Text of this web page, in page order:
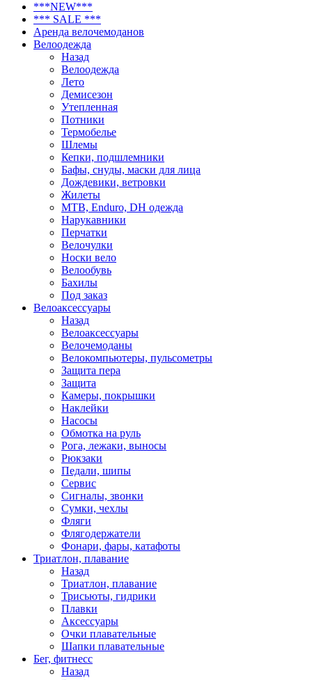
***NEW***
*** SALE ***
Аренда велочемоданов
Велоодежда
Назад
Велоодежда
Лето
Демисезон
Утепленная
Потники
Термобелье
Шлемы
Кепки, подшлемники
Бафы, снуды, маски для лица
Дождевики, ветровки
Жилеты
MTB, Enduro, DH одежда
Нарукавники
Перчатки
Велочулки
Носки вело
Велообувь
Бахилы
Под заказ
Велоаксессуары
Назад
Велоаксессуары
Велочемоданы
Велокомпьютеры, пульсометры
Защита пера
Защита
Камеры, покрышки
Наклейки
Насосы
Обмотка на руль
Рога, лежаки, выносы
Рюкзаки
Педали, шипы
Сервис
Сигналы, звонки
Сумки, чехлы
Фляги
Флягодержатели
Фонари, фары, катафоты
Триатлон, плавание
Назад
Триатлон, плавание
Трисьюты, гидрики
Плавки
Аксессуары
Очки плавательные
Шапки плавательные
Бег, фитнесс
Назад